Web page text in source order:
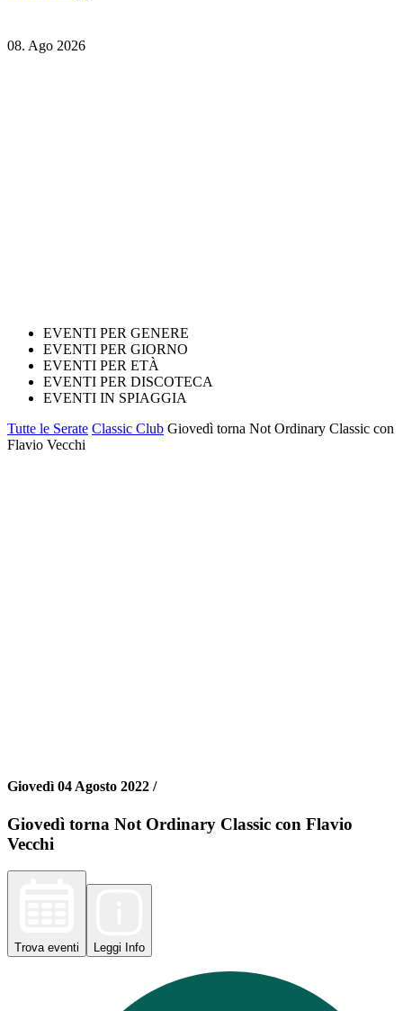
08. Ago 2026
EVENTI PER GENERE
EVENTI PER GIORNO
EVENTI PER ETÀ
EVENTI PER DISCOTECA
EVENTI IN SPIAGGIA
Tutte le Serate Classic Club Giovedì torna Not Ordinary Classic con
Flavio Vecchi
Giovedì 04 Agosto 2022 /
Giovedì torna Not Ordinary Classic con Flavio
Vecchi
Trova eventi Leggi Info